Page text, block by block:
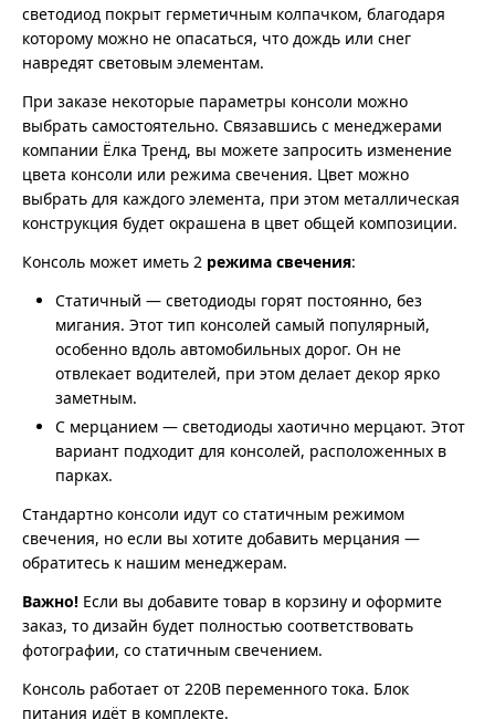
светодиод покрыт герметичным колпачком, благодаря
которому можно не опасаться, что дождь или снег
навредят световым элементам.
При заказе некоторые параметры консоли можно
выбрать самостоятельно. Связавшись с менеджерами
компании Ёлка Тренд, вы можете запросить изменение
цвета консоли или режима свечения. Цвет можно
выбрать для каждого элемента, при этом металлическая
конструкция будет окрашена в цвет общей композиции.
Консоль может иметь 2 режима свечения:
Статичный — светодиоды горят постоянно, без
мигания. Этот тип консолей самый популярный,
особенно вдоль автомобильных дорог. Он не
отвлекает водителей, при этом делает декор ярко
заметным.
С мерцанием — светодиоды хаотично мерцают. Этот
вариант подходит для консолей, расположенных в
парках.
Стандартно консоли идут со статичным режимом
свечения, но если вы хотите добавить мерцания —
обратитесь к нашим менеджерам.
Важно! Если вы добавите товар в корзину и оформите
заказ, то дизайн будет полностью соответствовать
фотографии, со статичным свечением.
Консоль работает от 220В переменного тока. Блок
питания идёт в комплекте.